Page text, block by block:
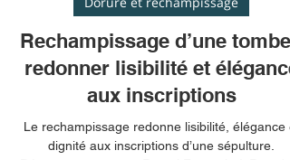
12 mai 6 min de lecture
Dorure et rechampissage
Rechampissage d’une tombe :
redonner lisibilité et élégance
aux inscriptions